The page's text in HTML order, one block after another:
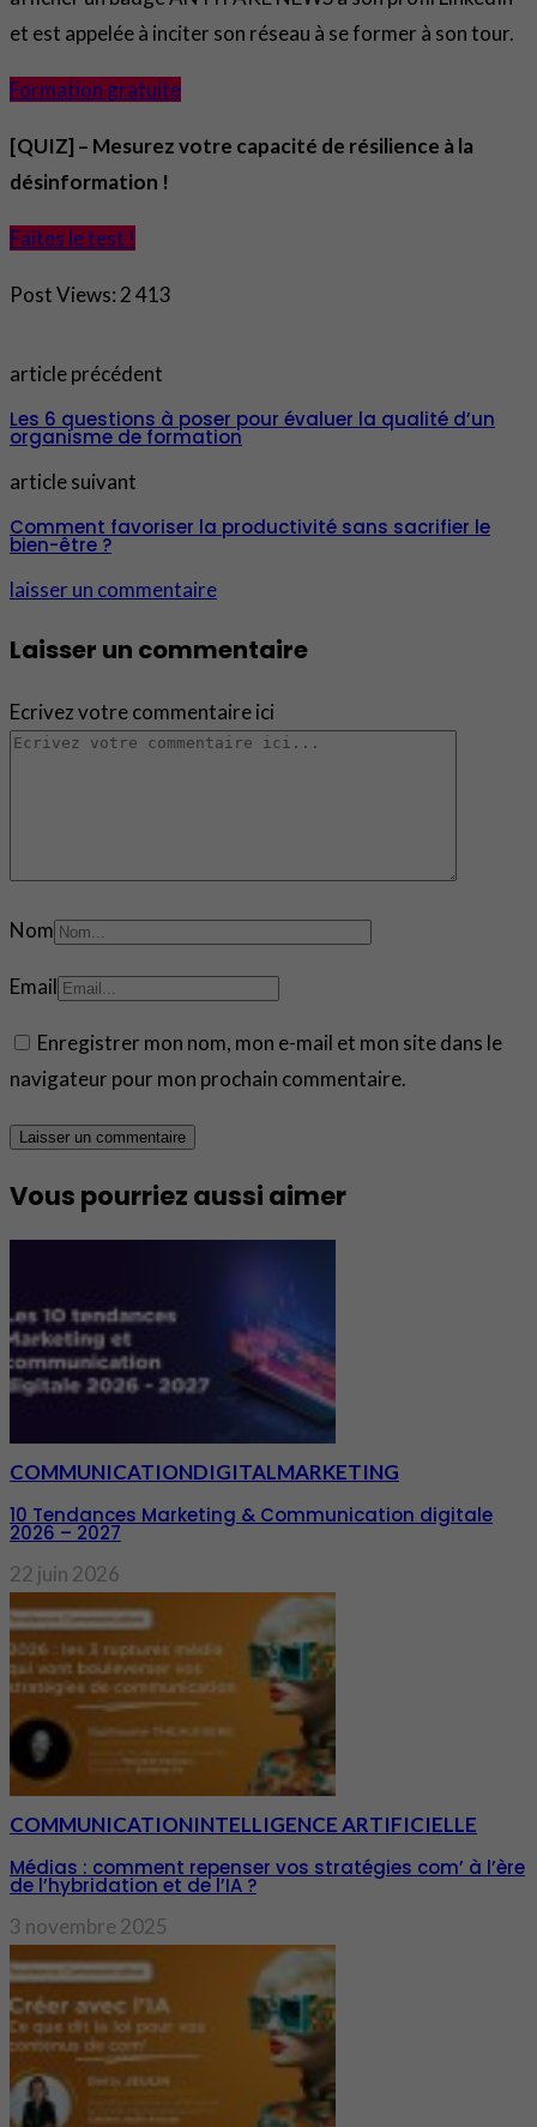
et est appelée à inciter son réseau à se former à son tour.
Formation gratuite
[QUIZ] – Mesurez votre capacité de résilience à la
désinformation !
Faites le test !
Post Views:2 413
article précédent
Les 6 questions à poser pour évaluer la qualité d’un
organisme de formation
article suivant
Comment favoriser la productivité sans sacrifier le
bien-être ?
laisser un commentaire
Laisser un commentaire
Ecrivez votre commentaire ici
Nom
Email
Enregistrer mon nom, mon e-mail et mon site dans le
navigateur pour mon prochain commentaire.
Vous pourriez aussi aimer
COMMUNICATIONDIGITALMARKETING
10 Tendances Marketing & Communication digitale
2026 – 2027
22 juin 2026
COMMUNICATIONINTELLIGENCE ARTIFICIELLE
Médias : comment repenser vos stratégies com’ à l’ère
de l’hybridation et de l’IA ?
3 novembre 2025